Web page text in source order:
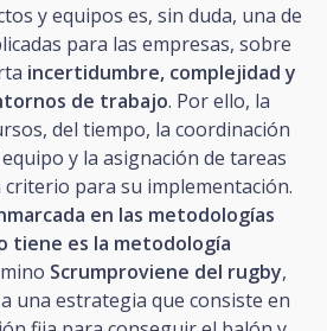
y equipos es, sin duda, una de
para las empresas, sobre
incertidumbre, complejidad y
de trabajo. Por ello, la
del tiempo, la coordinación
y la asignación de tareas
para su implementación.
en las metodologías
tiene es la metodología
Scrumproviene del rugby,
una estrategia que consiste en